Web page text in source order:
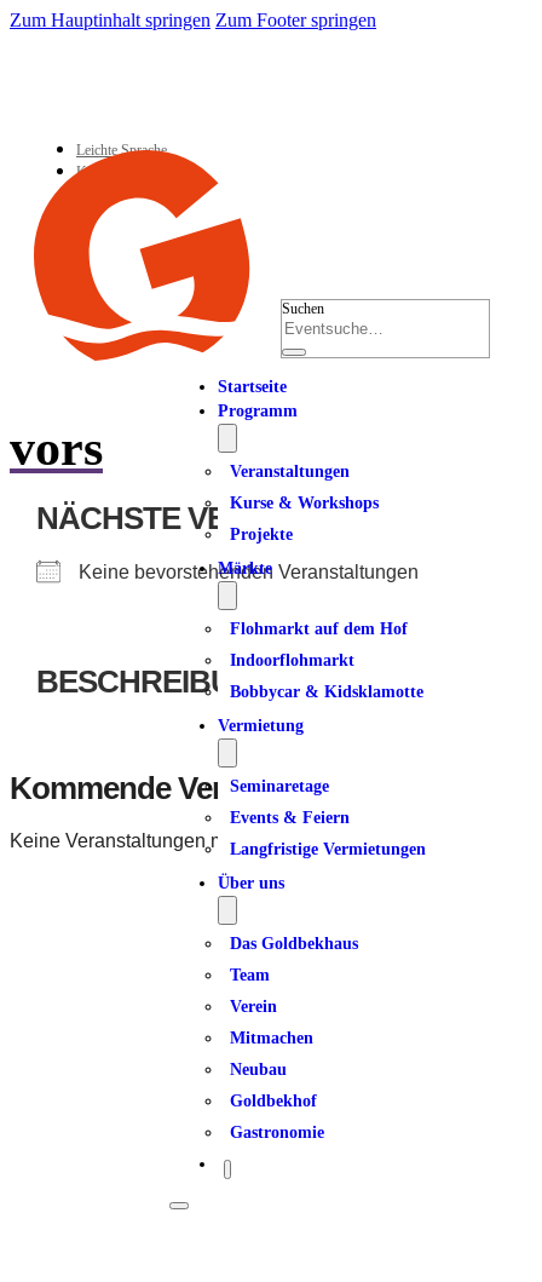
Zum Hauptinhalt springen Zum Footer springen
Leichte Sprache
Kontakt
Suchen
Startseite
Programm
Veranstaltungen
Kurse & Workshops
Projekte
Märkte
Flohmarkt auf dem Hof
Indoorflohmarkt
Bobbycar & Kidsklamotte
Vermietung
Seminaretage
Events & Feiern
Langfristige Vermietungen
Über uns
Das Goldbekhaus
Team
Verein
Mitmachen
Neubau
Goldbekhof
Gastronomie
vors
NÄCHSTE VERANSTALTUNG
Keine bevorstehenden Veranstaltungen
BESCHREIBUNG
Kommende Veranstaltungen
Keine Veranstaltungen mit diesem Schlagwort